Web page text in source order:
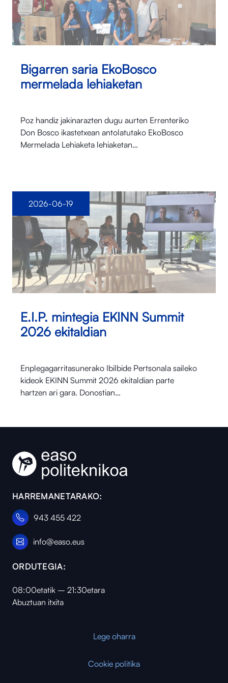
Bigarren saria EkoBosco
mermelada lehiaketan
Poz handiz jakinarazten dugu aurten Errenteriko
Don Bosco ikastetxean antolatutako EkoBosco
Mermelada Lehiaketa lehiaketan…
E.I.P. mintegia EKINN Summit
2026 ekitaldian
Enplegagarritasunerako Ibilbide Pertsonala saileko
kideok EKINN Summit 2026 ekitaldian parte
hartzen ari gara. Donostian…
2026-06-19
HARREMANETARAKO:
943 455 422
info@easo.eus
ORDUTEGIA:
08:00etatik – 21:30etara
Abuztuan itxita
Lege oharra
Cookie politika